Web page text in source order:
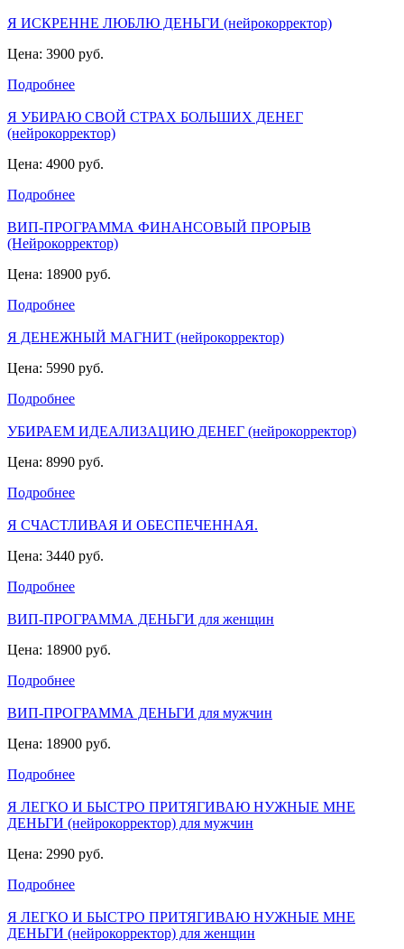
Я ИСКРЕННЕ ЛЮБЛЮ ДЕНЬГИ (нейрокорректор)
Цена: 3900 руб.
Подробнее
Я УБИРАЮ СВОЙ СТРАХ БОЛЬШИХ ДЕНЕГ
(нейрокорректор)
Цена: 4900 руб.
Подробнее
ВИП-ПРОГРАММА ФИНАНСОВЫЙ ПРОРЫВ
(Нейрокорректор)
Цена: 18900 руб.
Подробнее
Я ДЕНЕЖНЫЙ МАГНИТ (нейрокорректор)
Цена: 5990 руб.
Подробнее
УБИРАЕМ ИДЕАЛИЗАЦИЮ ДЕНЕГ (нейрокорректор)
Цена: 8990 руб.
Подробнее
Я СЧАСТЛИВАЯ И ОБЕСПЕЧЕННАЯ.
Цена: 3440 руб.
Подробнее
ВИП-ПРОГРАММА ДЕНЬГИ для женщин
Цена: 18900 руб.
Подробнее
ВИП-ПРОГРАММА ДЕНЬГИ для мужчин
Цена: 18900 руб.
Подробнее
Я ЛЕГКО И БЫСТРО ПРИТЯГИВАЮ НУЖНЫЕ МНЕ
ДЕНЬГИ (нейрокорректор) для мужчин
Цена: 2990 руб.
Подробнее
Я ЛЕГКО И БЫСТРО ПРИТЯГИВАЮ НУЖНЫЕ МНЕ
ДЕНЬГИ (нейрокорректор) для женщин